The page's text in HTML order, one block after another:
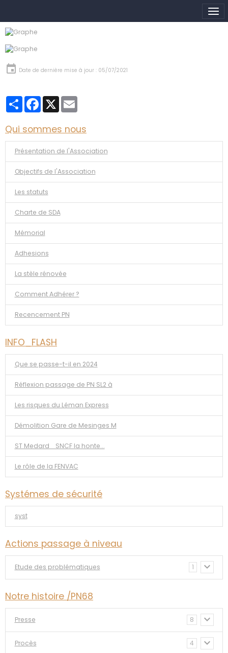
Date de dernière mise à jour : 05/07/2021
PartagerFacebook
X
Qui sommes nous
Présentation de l'Association
Objectifs de l'Association
Les statuts
Charte de SDA
Mémorial
Adhesions
La stèle rénovée
Comment Adhérer ?
Recencement PN
INFO_FLASH
Que se passe-t-il en 2024
Réflexion passage de PN SL2 à
Les risques du Léman Express
Démolition Gare de Mesinges M
ST Medard _SNCF la honte...
Le rôle de la FENVAC
Systémes de sécurité
syst
Actions passage à niveau
Etude des problématiques 1
Notre histoire /PN68
Presse 8
Procès 4